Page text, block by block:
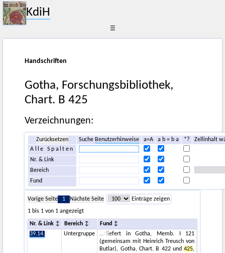
KdiH
☰
Handschriften
Gotha, Forschungsbibliothek,
Chart. B 425
Verzeichnungen:
Zurücksetzen SucheBenutzerhinweise a=A a b = b a *?
Zellinhalt
Alle Spalten
Nr. & Link
Bereich
Fund
Vorige Seite 1 Nächste Seite
Einträge zeigen
1 bis 1 von 1 angezeigt
Nr. & Link Bereich
Fund
39.14.
Untergruppe
rliefert in Gotha, Memb. I 121
(gemeinsam mit Heinrich Treusch von
Butlar), Gotha, Chart. B 422 und425,